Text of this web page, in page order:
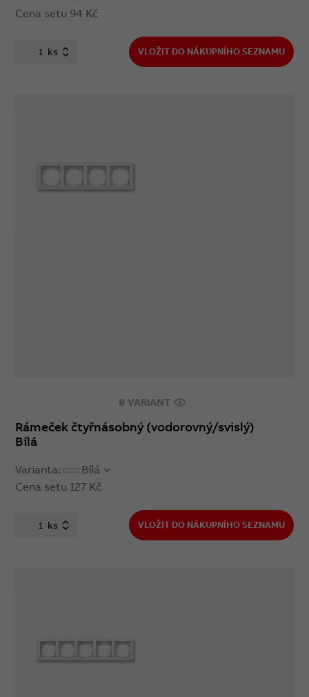
Cena setu 94 Kč
ks VLOŽIT DO NÁKUPNÍHO SEZNAMU
8 VARIANT
Rámeček čtyřnásobný (vodorovný/svislý)
Bílá
Varianta:
Bílá
Cena setu 127 Kč
ks VLOŽIT DO NÁKUPNÍHO SEZNAMU